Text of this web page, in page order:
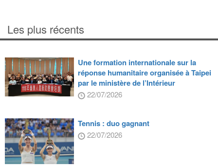
Les plus récents
Une formation internationale sur la
réponse humanitaire organisée à Taipei
par le ministère de l’Intérieur
22/07/2026
Tennis : duo gagnant
22/07/2026